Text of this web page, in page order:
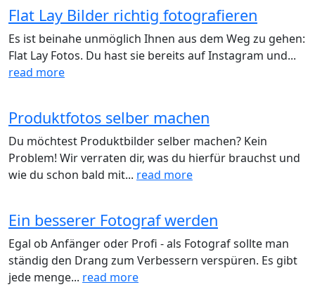
Flat Lay Bilder richtig fotografieren
Es ist beinahe unmöglich Ihnen aus dem Weg zu gehen:
Flat Lay Fotos. Du hast sie bereits auf Instagram und...
read more
Produktfotos selber machen
Du möchtest Produktbilder selber machen? Kein
Problem! Wir verraten dir, was du hierfür brauchst und
wie du schon bald mit... read more
Ein besserer Fotograf werden
Egal ob Anfänger oder Profi - als Fotograf sollte man
ständig den Drang zum Verbessern verspüren. Es gibt
jede menge... read more